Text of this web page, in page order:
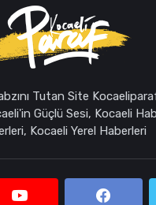
Tutan Site
Güçlü Sesi, Kocaeli
Kocaeli Yerel Haberleri